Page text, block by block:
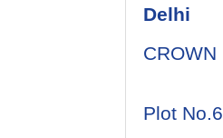
Delhi
CROWN
Plot